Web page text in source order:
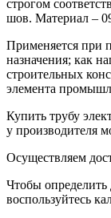
строгом
шов. Материал –
Применяется при
назначения; как
строительных
элемента
Купить трубу
у производителя
Осуществляем
Чтобы
воспользуйтесь